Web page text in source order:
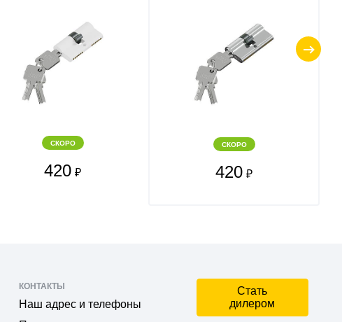
СКОРО
420 ₽
СКОРО
420 ₽
КОНТАКТЫ
Наш адрес и телефоны
Стать
дилером